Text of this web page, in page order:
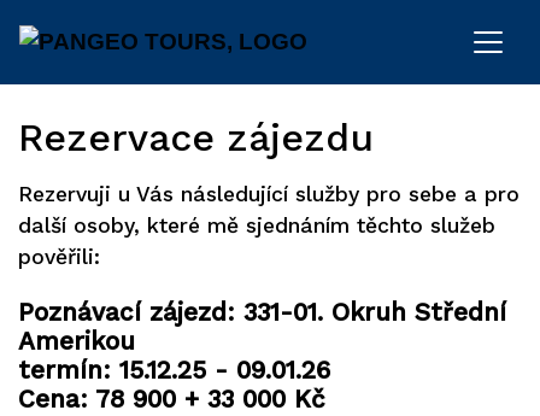
Rezervace zájezdu
Rezervuji u Vás následující služby pro sebe a pro
další osoby, které mě sjednáním těchto služeb
pověřili:
Poznávací zájezd: 331-01. Okruh Střední
Amerikou
termín: 15.12.25 - 09.01.26
Cena: 78 900 + 33 000 Kč